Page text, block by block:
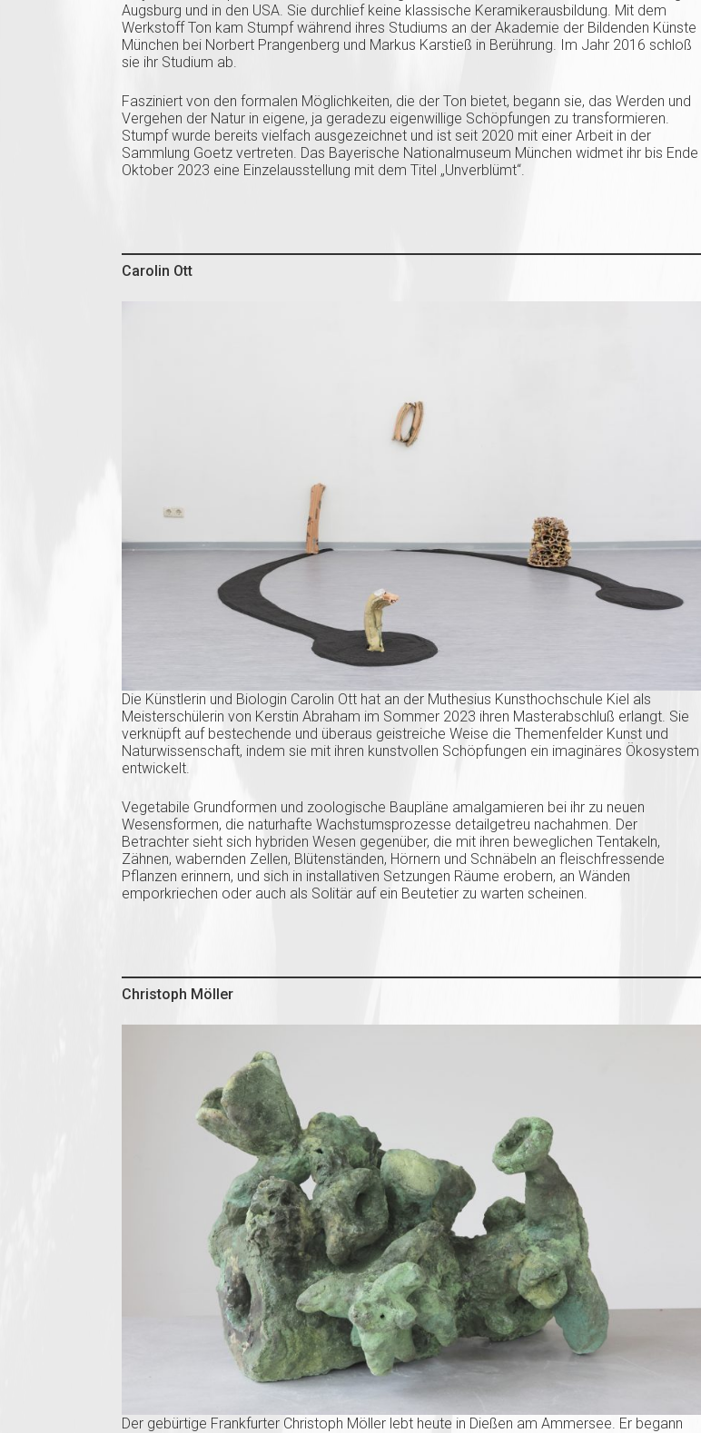
Augsburg und in den USA. Sie durchlief keine klassische Keramikerausbildung. Mit dem
Werkstoff Ton kam Stumpf während ihres Studiums an der Akademie der Bildenden Künste
München bei Norbert Prangenberg und Markus Karstieß in Berührung. Im Jahr 2016 schloß
sie ihr Studium ab.
Fasziniert von den formalen Möglichkeiten, die der Ton bietet, begann sie, das Werden und
Vergehen der Natur in eigene, ja geradezu eigenwillige Schöpfungen zu transformieren.
Stumpf wurde bereits vielfach ausgezeichnet und ist seit 2020 mit einer Arbeit in der
Sammlung Goetz vertreten. Das Bayerische Nationalmuseum München widmet ihr bis Ende
Oktober 2023 eine Einzelausstellung mit dem Titel „Unverblümt“.
Carolin Ott
Die Künstlerin und Biologin Carolin Ott hat an der Muthesius Kunsthochschule Kiel als
Meisterschülerin von Kerstin Abraham im Sommer 2023 ihren Masterabschluß erlangt. Sie
verknüpft auf bestechende und überaus geistreiche Weise die Themenfelder Kunst und
Naturwissenschaft, indem sie mit ihren kunstvollen Schöpfungen ein imaginäres Ökosystem
entwickelt.
Vegetabile Grundformen und zoologische Baupläne amalgamieren bei ihr zu neuen
Wesensformen, die naturhafte Wachstumsprozesse detailgetreu nachahmen. Der
Betrachter sieht sich hybriden Wesen gegenüber, die mit ihren beweglichen Tentakeln,
Zähnen, wabernden Zellen, Blütenständen, Hörnern und Schnäbeln an fleischfressende
Pflanzen erinnern, und sich in installativen Setzungen Räume erobern, an Wänden
emporkriechen oder auch als Solitär auf ein Beutetier zu warten scheinen.
Christoph Möller
Der gebürtige Frankfurter Christoph Möller lebt heute in Dießen am Ammersee. Er begann